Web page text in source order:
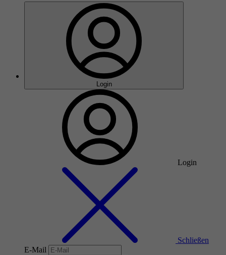
Login
Login
Schließen
E-Mail